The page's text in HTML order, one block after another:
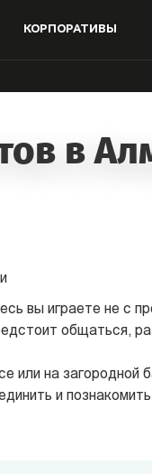
КОРПОРАТИВЫ
в
вы играете не с
общаться,
или на загородной
и познакомить